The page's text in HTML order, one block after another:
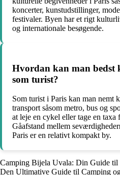
koncerter, kunstudstillinger,
festivaler. Byen har et rigt
og internationale besøgende.
Hvordan kan man bedst
som turist?
Som turist i Paris kan man nemt
transport såsom metro, bus og
at leje en cykel eller tage en taxa
Gåafstand mellem
Paris er en relativt kompakt by.
Camping Bijela Uvala: Din Guide til
Den Ultimative Guide til Camping